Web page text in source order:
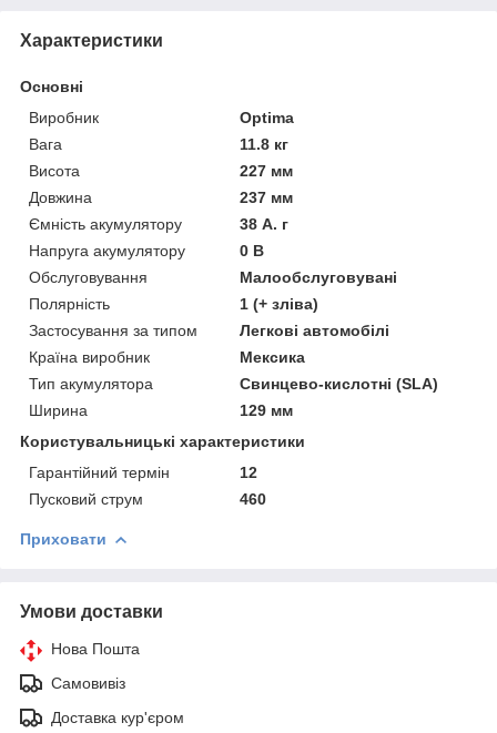
Характеристики
Основні
Виробник
Optima
Вага
11.8 кг
Висота
227 мм
Довжина
237 мм
Ємність акумулятору
38 А. г
Напруга акумулятору
0 В
Обслуговування
Малообслуговувані
Полярність
1 (+ зліва)
Застосування за типом
Легкові автомобілі
Країна виробник
Мексика
Тип акумулятора
Свинцево-кислотні (SLA)
Ширина
129 мм
Користувальницькі характеристики
Гарантійний термін
12
Пусковий струм
460
Приховати
Умови доставки
Нова Пошта
Самовивіз
Доставка кур'єром